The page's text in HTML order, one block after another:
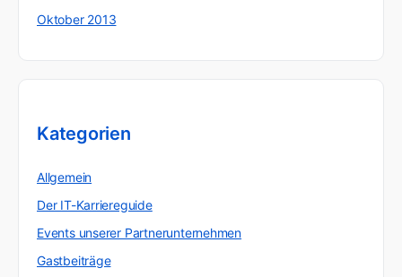
Oktober 2013
Kategorien
Allgemein
Der IT-Karriereguide
Events unserer Partnerunternehmen
Gastbeiträge